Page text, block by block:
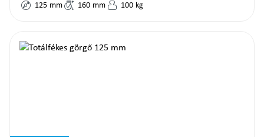
125 mm 160 mm 100 kg